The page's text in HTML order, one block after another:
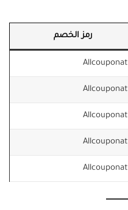
رمز الخصم
Allcouponat
Allcouponat
Allcouponat
Allcouponat
Allcouponat